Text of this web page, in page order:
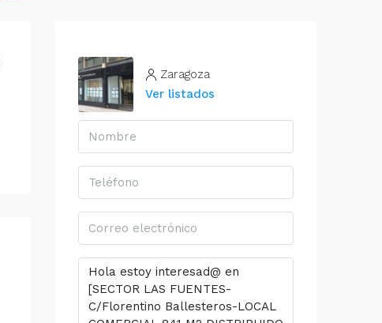
Zaragoza
Ver listados